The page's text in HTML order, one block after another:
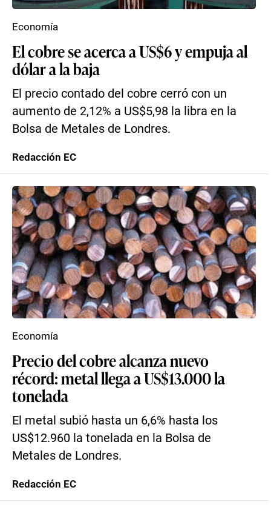
El cobre se acerca a US$6 y empuja al
dólar a la baja
El precio contado del cobre cerró con un
aumento de 2,12% a US$5,98 la libra en la
Bolsa de Metales de Londres.
Economía
Redacción EC
Precio del cobre alcanza nuevo
récord: metal llega a US$13.000 la
tonelada
El metal subió hasta un 6,6% hasta los
US$12.960 la tonelada en la Bolsa de
Metales de Londres.
Economía
Redacción EC